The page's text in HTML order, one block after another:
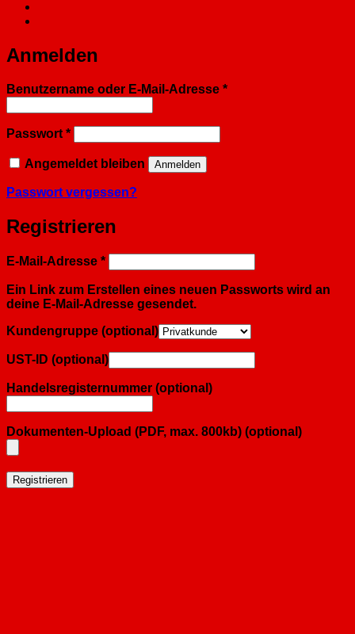
Anmelden
Benutzername oder E-Mail-Adresse *Erforderlich
Passwort *Erforderlich
Angemeldet bleiben Anmelden
Passwort vergessen?
Registrieren
E-Mail-Adresse *Erforderlich
Ein Link zum Erstellen eines neuen Passworts wird an
deine E-Mail-Adresse gesendet.
Kundengruppe (optional)
UST-ID (optional)
Handelsregisternummer (optional)
Dokumenten-Upload (PDF, max. 800kb) (optional)
Registrieren